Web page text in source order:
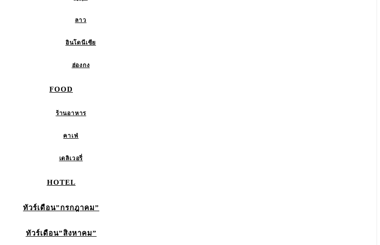
ลาว
อินโดนีเซีย
ฮ่องกง
FOOD
ร้านอาหาร
คาเฟ่
เดลิเวอรี่
HOTEL
ทัวร์เดือน”กรกฎาคม”
ทัวร์เดือน”สิงหาคม”